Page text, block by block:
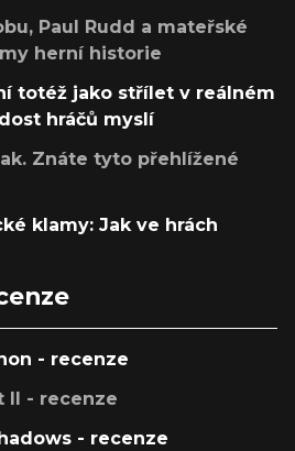
Paul Rudd a mateřské
herní historie
totéž jako střílet v reálném
hráčů myslí
Znáte tyto přehlížené
klamy: Jak ve hrách
- recenze
II - recenze
- recenze